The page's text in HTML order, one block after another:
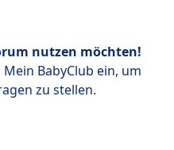
nutzen möchten!
BabyClub ein, um
zu stellen.